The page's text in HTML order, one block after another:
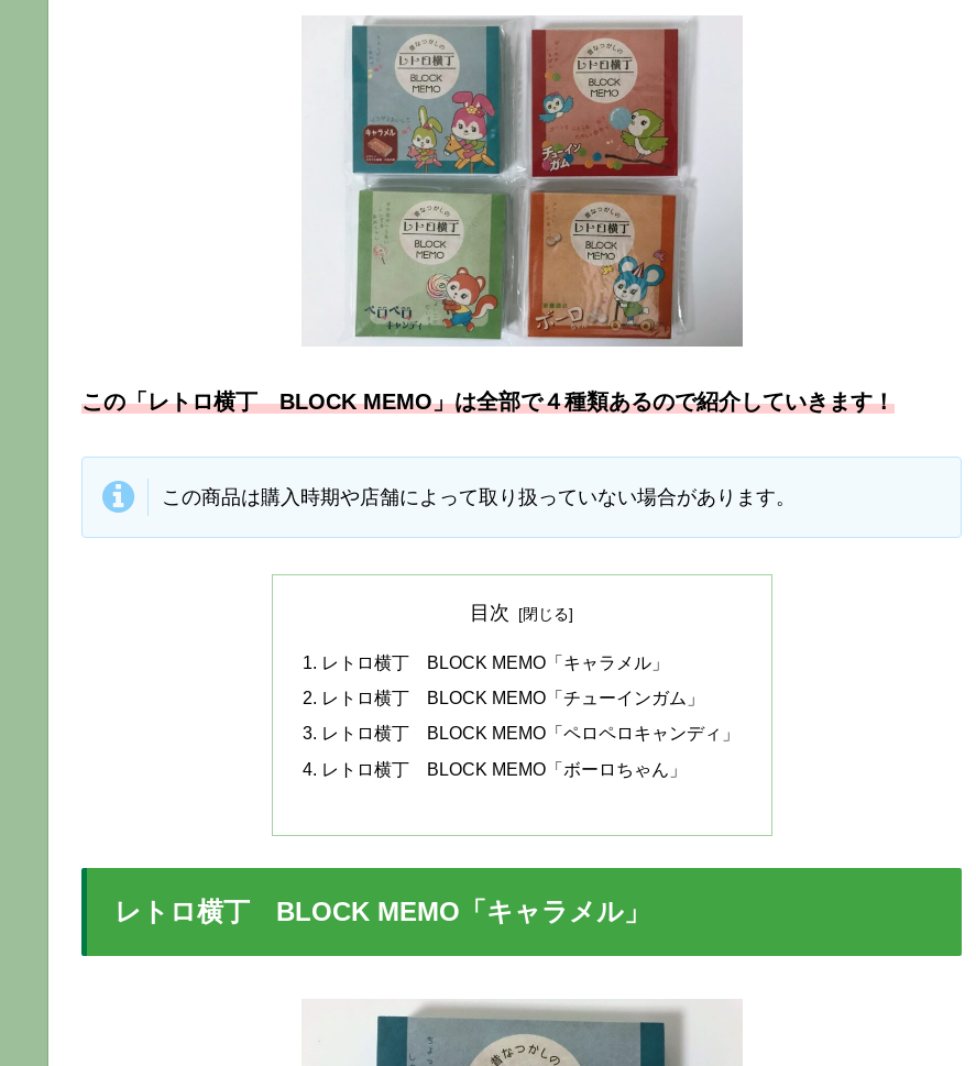
この「レトロ横丁 BLOCK MEMO」は全部で４種類あるので紹介していきます！
この商品は購入時期や店舗によって取り扱っていない場合があります。
目次
レトロ横丁 BLOCK MEMO「キャラメル」
レトロ横丁 BLOCK MEMO「チューインガム」
レトロ横丁 BLOCK MEMO「ペロペロキャンディ」
レトロ横丁 BLOCK MEMO「ボーロちゃん」
レトロ横丁 BLOCK MEMO「キャラメル」